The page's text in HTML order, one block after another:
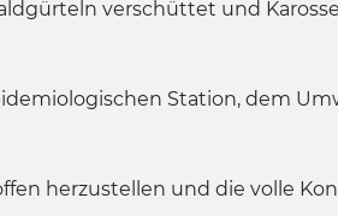
verschüttet und
Station, dem
herzustellen und die volle